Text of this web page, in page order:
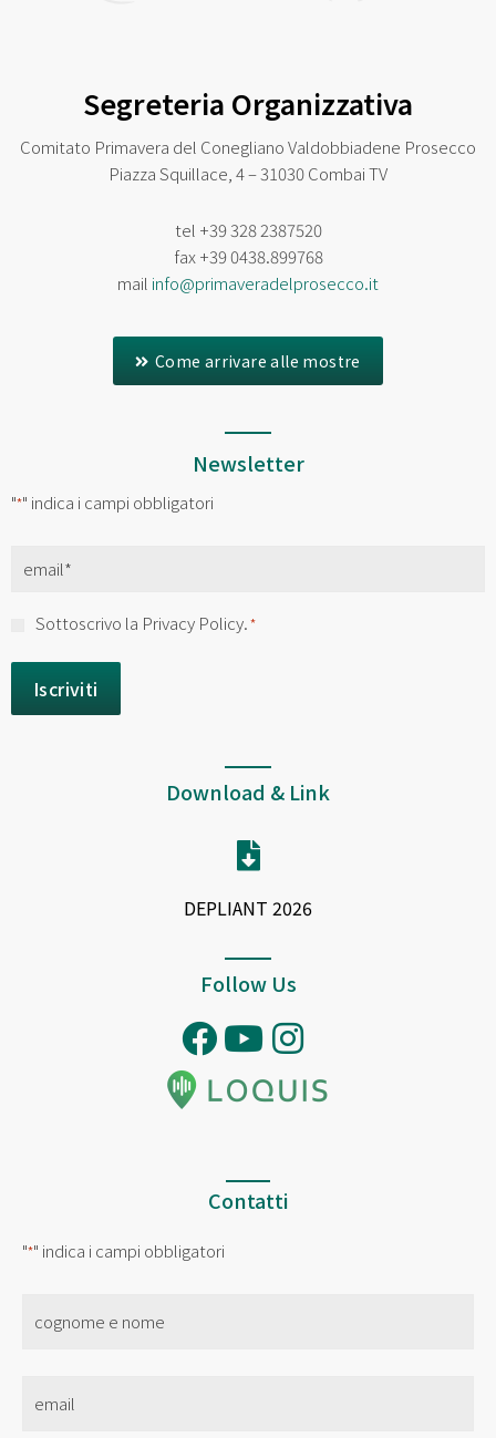
Segreteria Organizzativa
Comitato Primavera del Conegliano Valdobbiadene Prosecco
Piazza Squillace, 4 – 31030 Combai TV
tel +39 328 2387520
fax+39 0438.899768
mail info@primaveradelprosecco.it
Come arrivare alle mostre
Newsletter
"*" indica i campi obbligatori
Email
Consenso
Sottoscrivo la Privacy Policy.*
Download & Link
DEPLIANT 2026
Follow Us
Contatti
"*" indica i campi obbligatori